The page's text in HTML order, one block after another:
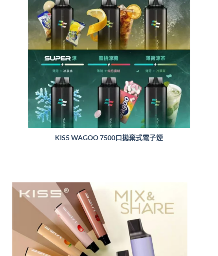
KIS5 WAGOO 7500口拋棄式電子煙